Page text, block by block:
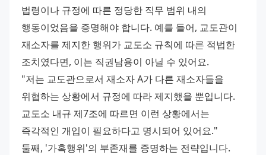
법령이나 규정에 따른 정당한 직무 범위 내의
행동이었음을 증명해야 합니다. 예를 들어, 교도관이
재소자를 제지한 행위가 교도소 규칙에 따른 적법한
조치였다면, 이는 직권남용이 아닐 수 있어요.
"저는 교도관으로서 재소자 A가 다른 재소자들을
위협하는 상황에서 규정에 따라 제지했을 뿐입니다.
교도소 내규 제7조에 따르면 이런 상황에서는
즉각적인 개입이 필요하다고 명시되어 있어요."
둘째, '가혹행위'의 부존재를 증명하는 전략입니다.